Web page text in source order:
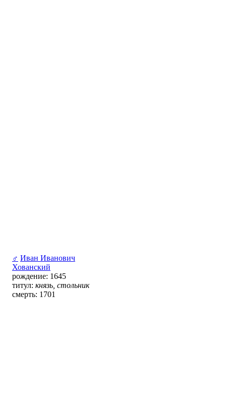
♂ Иван Иванович
Хованский
рождение: 1645
титул: князь, стольник
смерть: 1701